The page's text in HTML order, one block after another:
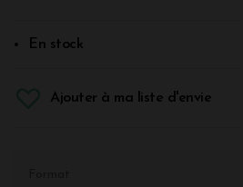
En stock
Ajouter à ma liste d'envie